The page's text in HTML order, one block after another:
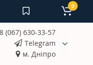
(067) 630-33-57
Telegram
м. Дніпро
0